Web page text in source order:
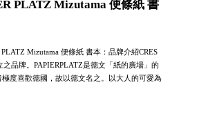
PLATZ Mizutama 便條紙 書
PLATZ Mizutama 便條紙 書本：品牌介紹CRES
之品牌。PAPIERPLATZ是德文「紙的廣場」的
度喜歡德國，故以德文名之。以大人的可愛為